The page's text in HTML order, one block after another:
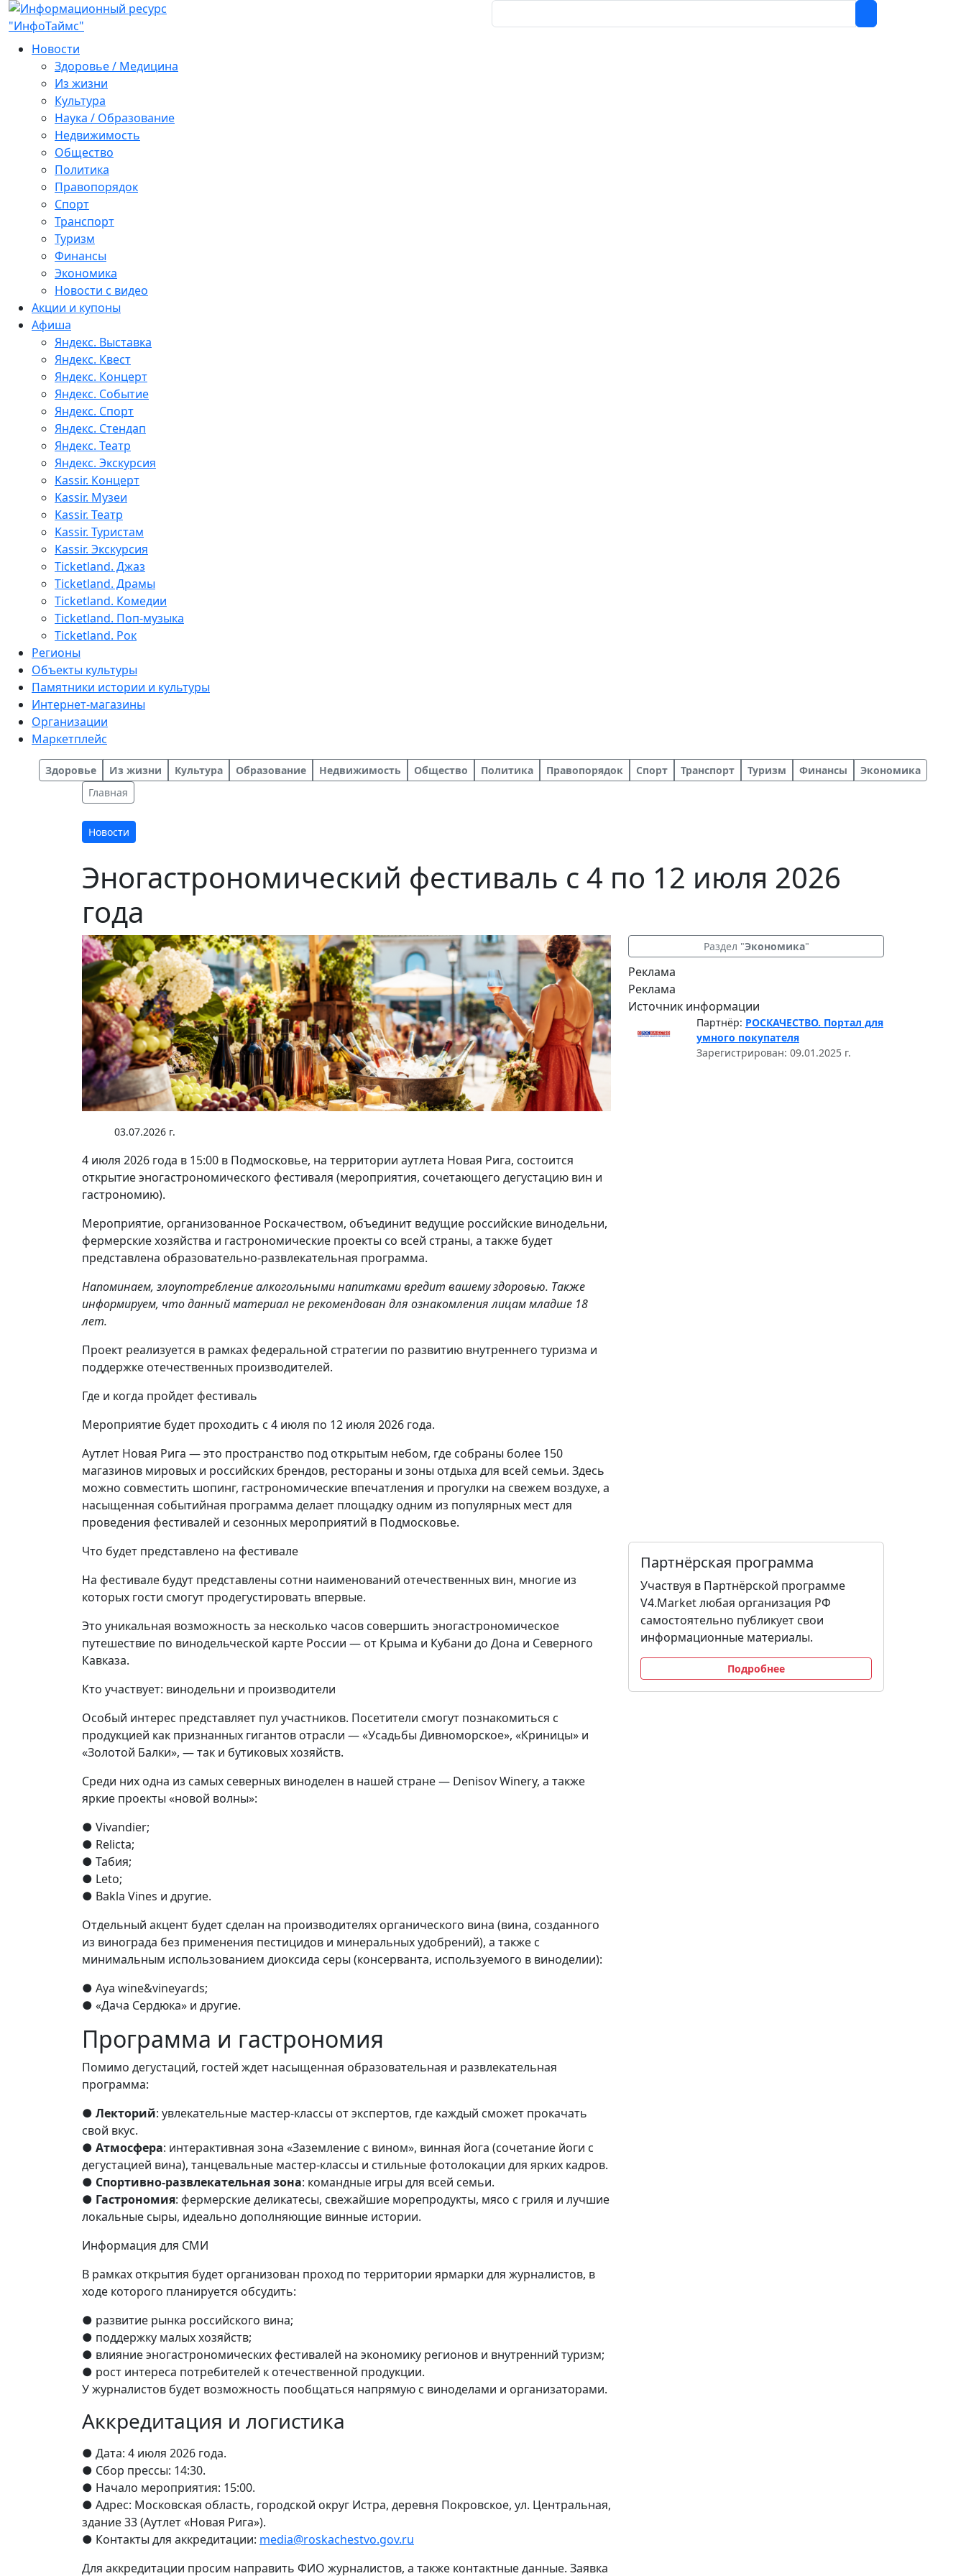
Новости
Здоровье / Медицина
Из жизни
Культура
Наука / Образование
Недвижимость
Общество
Политика
Правопорядок
Спорт
Транспорт
Туризм
Финансы
Экономика
Новости с видео
Акции и купоны
Афиша
Яндекс. Выставка
Яндекс. Квест
Яндекс. Концерт
Яндекс. Событие
Яндекс. Спорт
Яндекс. Стендап
Яндекс. Театр
Яндекс. Экскурсия
Kassir. Концерт
Kassir. Музеи
Kassir. Театр
Kassir. Туристам
Kassir. Экскурсия
Ticketland. Джаз
Ticketland. Драмы
Ticketland. Комедии
Ticketland. Поп-музыка
Ticketland. Рок
Регионы
Объекты культуры
Памятники истории и культуры
Интернет-магазины
Организации
Маркетплейс
Здоровье Из жизни Культура Образование Недвижимость Общество Политика Правопорядок Спорт Транспорт Туризм Финансы
Экономика
Главная
Новости
Эногастрономический фестиваль с 4 по 12 июля 2026
года
03.07.2026 г.
4 июля 2026 года в 15:00 в Подмосковье, на территории аутлета Новая Рига, состоится
открытие эногастрономического фестиваля (мероприятия, сочетающего дегустацию вин и
гастрономию).
Мероприятие, организованное Роскачеством, объединит ведущие российские винодельни,
фермерские хозяйства и гастрономические проекты со всей страны, а также будет
представлена образовательно-развлекательная программа.
Напоминаем, злоупотребление алкогольными напитками вредит вашему здоровью. Также
информируем, что данный материал не рекомендован для ознакомления лицам младше 18
лет.
Проект реализуется в рамках федеральной стратегии по развитию внутреннего туризма и
поддержке отечественных производителей.
Где и когда пройдет фестиваль
Мероприятие будет проходить с 4 июля по 12 июля 2026 года.
Аутлет Новая Рига — это пространство под открытым небом, где собраны более 150
магазинов мировых и российских брендов, рестораны и зоны отдыха для всей семьи. Здесь
можно совместить шопинг, гастрономические впечатления и прогулки на свежем воздухе, а
насыщенная событийная программа делает площадку одним из популярных мест для
проведения фестивалей и сезонных мероприятий в Подмосковье.
Что будет представлено на фестивале
На фестивале будут представлены сотни наименований отечественных вин, многие из
которых гости смогут продегустировать впервые.
Это уникальная возможность за несколько часов совершить эногастрономическое
путешествие по винодельческой карте России — от Крыма и Кубани до Дона и Северного
Кавказа.
Кто участвует: винодельни и производители
Особый интерес представляет пул участников. Посетители смогут познакомиться с
продукцией как признанных гигантов отрасли — «Усадьбы Дивноморское», «Криницы» и
«Золотой Балки», — так и бутиковых хозяйств.
Среди них одна из самых северных виноделен в нашей стране — Denisov Winery, а также
яркие проекты «новой волны»:
● Vivandier;
● Relicta;
● Табия;
● Leto;
● Bakla Vines и другие.
Отдельный акцент будет сделан на производителях органического вина (вина, созданного
из винограда без применения пестицидов и минеральных удобрений), а также с
минимальным использованием диоксида серы (консерванта, используемого в виноделии):
● Aya wine&vineyards;
● «Дача Сердюка» и другие.
Программа и гастрономия
Помимо дегустаций, гостей ждет насыщенная образовательная и развлекательная
программа:
● Лекторий: увлекательные мастер-классы от экспертов, где каждый сможет прокачать
свой вкус.
● Атмосфера: интерактивная зона «Заземление с вином», винная йога (сочетание йоги с
дегустацией вина), танцевальные мастер-классы и стильные фотолокации для ярких кадров.
● Спортивно-развлекательная зона: командные игры для всей семьи.
● Гастрономия: фермерские деликатесы, свежайшие морепродукты, мясо с гриля и лучшие
локальные сыры, идеально дополняющие винные истории.
Информация для СМИ
В рамках открытия будет организован проход по территории ярмарки для журналистов, в
ходе которого планируется обсудить:
● развитие рынка российского вина;
● поддержку малых хозяйств;
● влияние эногастрономических фестивалей на экономику регионов и внутренний туризм;
● рост интереса потребителей к отечественной продукции.
У журналистов будет возможность пообщаться напрямую с виноделами и организаторами.
Аккредитация и логистика
● Дата: 4 июля 2026 года.
● Сбор прессы: 14:30.
● Начало мероприятия: 15:00.
● Адрес: Московская область, городской округ Истра, деревня Покровское, ул. Центральная,
здание 33 (Аутлет «Новая Рига»).
● Контакты для аккредитации: media@roskachestvo.gov.ru
Для аккредитации просим направить ФИО журналистов, а также контактные данные. Заявка
Раздел "Экономика"
Реклама
Реклама
Источник информации
Партнёр: РОСКАЧЕСТВО. Портал для
умного покупателя
Зарегистрирован: 09.01.2025 г.
Партнёрская программа
Участвуя в Партнёрской программе
V4.Market любая организация РФ
самостоятельно публикует свои
информационные материалы.
Подробнее